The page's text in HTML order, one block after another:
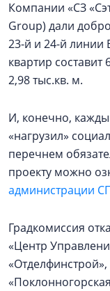
Компании «СЗ
Group) дали
23-й и 24-й линии
квартир
2,98 тыс.кв. м.
И, конечно,
«нагрузил»
перечнем
проекту можно
администрации
Градкомиссия
«Центр